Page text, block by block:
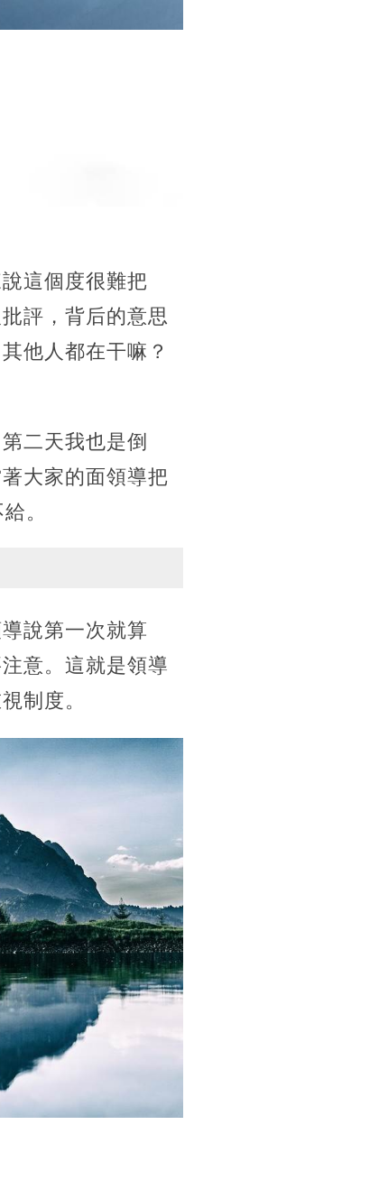
這個度很難把
評，背后的意思
他人都在干嘛？
二天我也是倒
大家的面領導把
。
說第一次就算
意。這就是領導
制度。